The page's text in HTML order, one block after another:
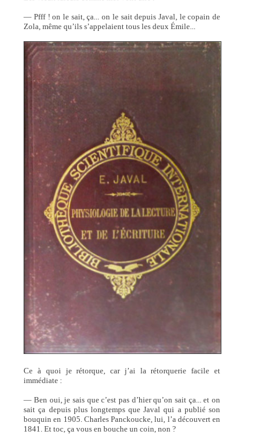
— Pfff ! on le sait, ça... on le sait depuis Javal, le copain de
Zola, même qu’ils s’appelaient tous les deux Émile...
Ce à quoi je rétorque, car j’ai la rétorquerie facile et
immédiate :
— Ben oui, je sais que c’est pas d’hier qu’on sait ça... et on
sait ça depuis plus longtemps que Javal qui a publié son
bouquin en 1905. Charles Panckoucke, lui, l’a découvert en
1841. Et toc, ça vous en bouche un coin, non ?